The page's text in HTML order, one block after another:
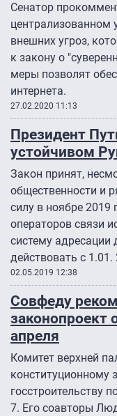
Сенатор
централизованном
внешних угроз,
к закону о
меры позволят
интернета.
27.02.2020 11:13
Президент
устойчивом
Закон принят,
общественности и
силу в ноябре 2019
операторов связи
систему
действовать с 1.01.
02.05.2019 12:38
Совфеду
законопроект
апреля
Комитет верхней
конституционному
госстроительству
7. Его соавторы